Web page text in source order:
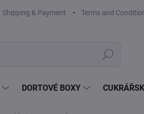
Shipping & Payment Terms and
Search
DORTOVÉ BOXY